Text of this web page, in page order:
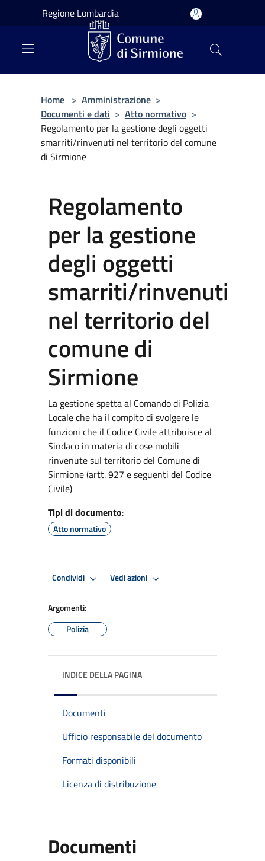
Salta al contenuto principale
Regione Lombardia
Home > Amministrazione >
Documenti e dati > Atto normativo >
Regolamento per la gestione degli oggetti
smarriti/rinvenuti nel territorio del comune
di Sirmione
Regolamento
per la gestione
degli oggetti
smarriti/rinvenuti
nel territorio del
comune di
Sirmione
La gestione spetta al Comando di Polizia
Locale che ha il compito di svolgere le
funzioni che il Codice Civile attribuisce al
Sindaco in materia di cose mobili
rinvenute sul territorio del Comune di
Sirmione (artt. 927 e seguenti del Codice
Civile)
Tipi di documento:
Atto normativo
Condividi Vedi azioni
Argomenti:
Polizia
INDICE DELLA PAGINA
Documenti
Ufficio responsabile del documento
Formati disponibili
Licenza di distribuzione
Documenti